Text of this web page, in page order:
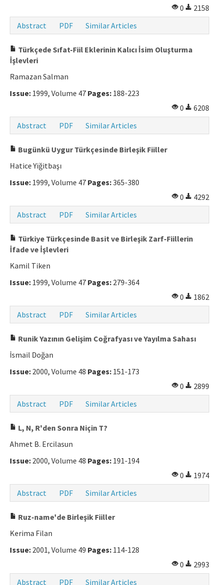
0
2158
Abstract
PDF Similar Articles
Türkçede Sıfat-Fiil Eklerinin Kalıcı İsim Oluşturma
İşlevleri
Ramazan Salman
Issue: 1999, Volume 47 Pages: 188-223
0
6208
Abstract
PDF Similar Articles
Bugünkü Uygur Türkçesinde Birleşik Fiiller
Hatice Yiğitbaşı
Issue: 1999, Volume 47 Pages:365-380
0
4292
Abstract
PDF Similar Articles
Türkiye Türkçesinde Basit ve Birleşik Zarf-Fiillerin
İfade ve İşlevleri
Kamil Tiken
Issue: 1999, Volume 47 Pages: 279-364
0
1862
Abstract
PDF Similar Articles
Runik Yazının Gelişim Coğrafyası ve Yayılma Sahası
İsmail Doğan
Issue: 2000, Volume 48 Pages: 151-173
0
2899
Abstract
PDF Similar Articles
L, N, R'den Sonra Niçin T?
Ahmet B. Ercilasun
Issue: 2000, Volume 48 Pages: 191-194
0
1974
Abstract
PDF Similar Articles
Ruz-name'de Birleşik Fiiller
Kerima Filan
Issue: 2001, Volume 49 Pages: 114-128
0
2993
Abstract
PDF Similar Articles